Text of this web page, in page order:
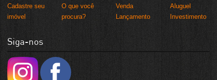
Cadastre seu
imóvel
O que você
procura?
Venda
Aluguel
Lançamento
Investimento
Siga-nos